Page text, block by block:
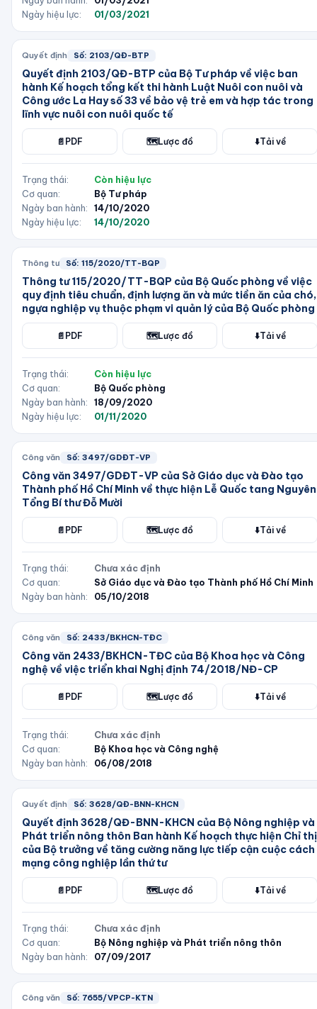
Ngày hiệu lực:
01/03/2021
Quyết định Số: 2103/QĐ-BTP
Quyết định 2103/QĐ-BTP của Bộ Tư pháp về việc ban
hành Kế hoạch tổng kết thi hành Luật Nuôi con nuôi và
Công ước La Hay số 33 về bảo vệ trẻ em và hợp tác trong
lĩnh vực nuôi con nuôi quốc tế
📄 PDF 🗺️Lược đồ ⬇️Tải về
Trạng thái:
Còn hiệu lực
Cơ quan:
Bộ Tư pháp
Ngày ban hành:
14/10/2020
Ngày hiệu lực:
14/10/2020
Thông tư Số: 115/2020/TT-BQP
Thông tư 115/2020/TT-BQP của Bộ Quốc phòng về việc
quy định tiêu chuẩn, định lượng ăn và mức tiền ăn của chó,
ngựa nghiệp vụ thuộc phạm vi quản lý của Bộ Quốc phòng
📄 PDF 🗺️Lược đồ ⬇️Tải về
Trạng thái:
Còn hiệu lực
Cơ quan:
Bộ Quốc phòng
Ngày ban hành:
18/09/2020
Ngày hiệu lực:
01/11/2020
Công văn Số: 3497/GDĐT-VP
Công văn 3497/GDĐT-VP của Sở Giáo dục và Đào tạo
Thành phố Hồ Chí Minh về thực hiện Lễ Quốc tang Nguyên
Tổng Bí thư Đỗ Mười
📄 PDF 🗺️Lược đồ ⬇️Tải về
Trạng thái:
Chưa xác định
Cơ quan:
Sở Giáo dục và Đào tạo Thành phố Hồ Chí Minh
Ngày ban hành:
05/10/2018
Công văn Số: 2433/BKHCN-TĐC
Công văn 2433/BKHCN-TĐC của Bộ Khoa học và Công
nghệ về việc triển khai Nghị định 74/2018/NĐ-CP
📄 PDF 🗺️Lược đồ ⬇️Tải về
Trạng thái:
Chưa xác định
Cơ quan:
Bộ Khoa học và Công nghệ
Ngày ban hành:
06/08/2018
Quyết định Số: 3628/QĐ-BNN-KHCN
Quyết định 3628/QĐ-BNN-KHCN của Bộ Nông nghiệp và
Phát triển nông thôn Ban hành Kế hoạch thực hiện Chỉ thị
của Bộ trưởng về tăng cường năng lực tiếp cận cuộc cách
mạng công nghiệp lần thứ tư
📄 PDF 🗺️Lược đồ ⬇️Tải về
Trạng thái:
Chưa xác định
Cơ quan:
Bộ Nông nghiệp và Phát triển nông thôn
Ngày ban hành:
07/09/2017
Công văn Số: 7655/VPCP-KTN